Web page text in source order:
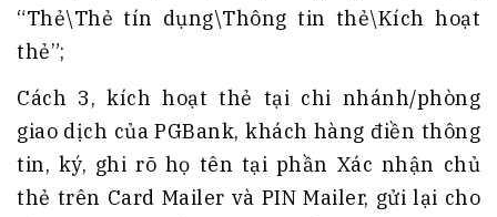
“Thẻ\Thẻ tín dụng\Thông tin thẻ\Kích hoạt
thẻ”;
Cách 3, kích hoạt thẻ tại chi nhánh/phòng
giao dịch của PGBank, khách hàng điền thông
tin, ký, ghi rõ họ tên tại phần Xác nhận chủ
thẻ trên Card Mailer và PIN Mailer, gửi lại cho